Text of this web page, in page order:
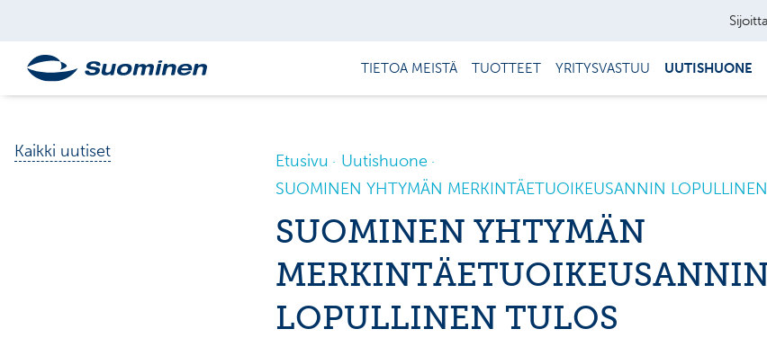
TIETOA MEISTÄ TUOTTEET YRITYSVASTUU UUTISHUONE
Kaikki uutiset Etusivu
Uutishuone
SUOMINEN YHTYMÄN MERKINTÄETUOIKEUSANNIN
SUOMINEN YHTYMÄN
LOPULLINEN TULOS